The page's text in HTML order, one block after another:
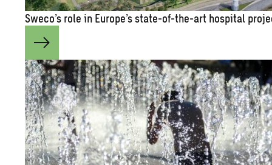
Sweco’s role in Europe’s state-of-the-art hospital